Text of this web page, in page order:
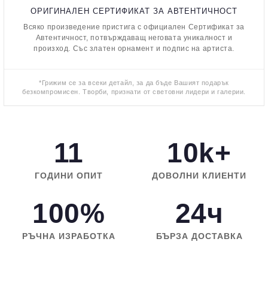
ОРИГИНАЛЕН СЕРТИФИКАТ ЗА АВТЕНТИЧНОСТ
Всяко произведение пристига с официален Сертификат за
Автентичност, потвърждаващ неговата уникалност и
произход. Със златен орнамент и подпис на артиста.
*Грижим се за всеки детайл, за да бъде Вашият подарък
безкомпромисен. Творби, признати от световни лидери и галерии.
11
ГОДИНИ ОПИТ
10k+
ДОВОЛНИ КЛИЕНТИ
100%
РЪЧНА ИЗРАБОТКА
24ч
БЪРЗА ДОСТАВКА